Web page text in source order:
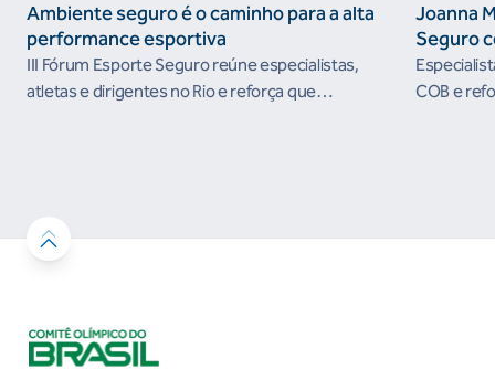
Ambiente seguro é o caminho para a alta
performance esportiva
III Fórum Esporte Seguro reúne especialistas,
atletas e dirigentes no Rio e reforça que
Joanna
Seguro
COB e